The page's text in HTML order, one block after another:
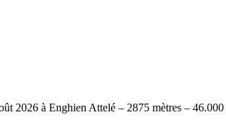
2026 à Enghien Attelé – 2875 mètres – 46.000